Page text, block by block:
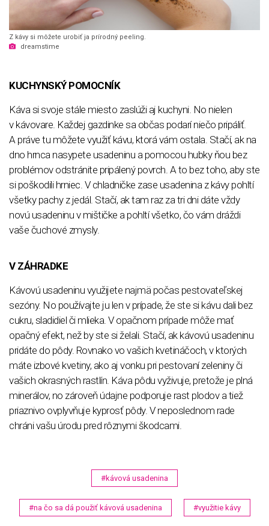
Z kávy si môžete urobiť ja prírodný peeling.
dreamstime
KUCHYNSKÝ POMOCNÍK
Káva si svoje stále miesto zaslúži aj kuchyni. No nielen
v kávovare. Každej gazdinke sa občas podarí niečo pripáliť.
A práve tu môžete využiť kávu, ktorá vám ostala. Stačí, ak na
dno hrnca nasypete usadeninu a pomocou hubky ňou bez
problémov odstránite pripálený povrch. A to bez toho, aby ste
si poškodili hrniec. V chladničke zase usadenina z kávy pohltí
všetky pachy z jedál. Stačí, ak tam raz za tri dni dáte vždy
novú usadeninu v mištičke a pohltí všetko, čo vám dráždi
vaše čuchové zmysly.
V ZÁHRADKE
Kávovú usadeninu využijete najmä počas pestovateľskej
sezóny. No používajte ju len v prípade, že ste si kávu dali bez
cukru, sladidiel či mlieka. V opačnom prípade môže mať
opačný efekt, než by ste si želali. Stačí, ak kávovú usadeninu
pridáte do pôdy. Rovnako vo vašich kvetináčoch, v ktorých
máte izbové kvetiny, ako aj vonku pri pestovaní zeleniny či
vašich okrasných rastlín. Káva pôdu vyživuje, pretože je plná
minerálov, no zároveň údajne podporuje rast plodov a tiež
priaznivo ovplyvňuje kyprosť pôdy. V neposlednom rade
chráni vašu úrodu pred rôznymi škodcami.
#kávová usadenina
#na čo sa dá použiť kávová usadenina #využitie kávy